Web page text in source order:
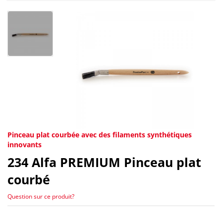
Pinceau plat courbée avec des filaments synthétiques
innovants
234 Alfa PREMIUM Pinceau plat
courbé
Question sur ce produit?